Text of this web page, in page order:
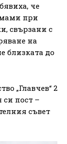
че
при
свързани с
на
близката до
„Главчев“ 2
си пост –
съвет